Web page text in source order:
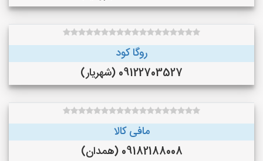
روگا کود
09122703527 (شهریار)
مافی کالا
09182188008 (همدان)